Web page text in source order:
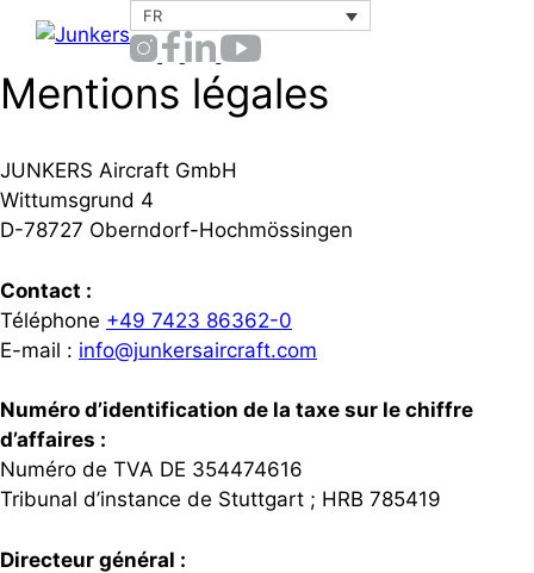
contenu
FR
Mentions légales
JUNKERS Aircraft GmbH
Wittumsgrund 4
D-78727 Oberndorf-Hochmössingen
Contact :
Téléphone +49 7423 86362-0
E-mail : info@junkersaircraft.com
Numéro d’identification de la taxe sur le chiffre
d’affaires :
Numéro de TVA DE 354474616
Tribunal d’instance de Stuttgart ; HRB 785419
Directeur général :